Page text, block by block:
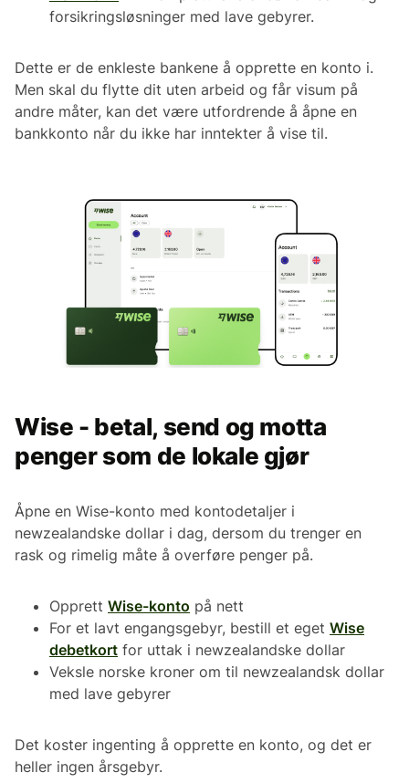
forsikringsløsninger med lave gebyrer.
Dette er de enkleste bankene å opprette en konto i.
Men skal du flytte dit uten arbeid og får visum på
andre måter, kan det være utfordrende å åpne en
bankkonto når du ikke har inntekter å vise til.
Wise - betal, send og motta
penger som de lokale gjør
Åpne en Wise-konto med kontodetaljer i
newzealandske dollar i dag, dersom du trenger en
rask og rimelig måte å overføre penger på.
Opprett Wise-konto på nett
For et lavt engangsgebyr, bestill et eget Wise
debetkort for uttak i newzealandske dollar
Veksle norske kroner om til newzealandsk dollar
med lave gebyrer
Det koster ingenting å opprette en konto, og det er
heller ingen årsgebyr.